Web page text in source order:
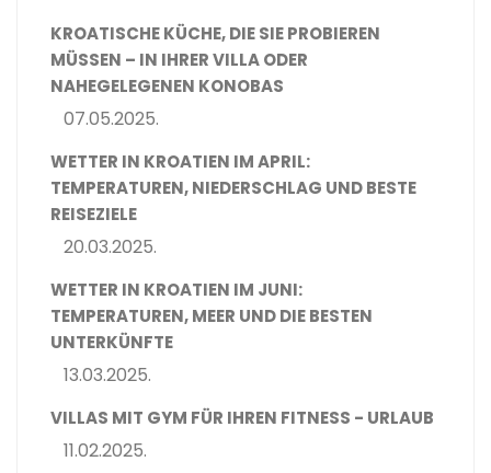
KROATISCHE KÜCHE, DIE SIE PROBIEREN
MÜSSEN – IN IHRER VILLA ODER
NAHEGELEGENEN KONOBAS
07.05.2025.
WETTER IN KROATIEN IM APRIL:
TEMPERATUREN, NIEDERSCHLAG UND BESTE
REISEZIELE
20.03.2025.
WETTER IN KROATIEN IM JUNI:
TEMPERATUREN, MEER UND DIE BESTEN
UNTERKÜNFTE
13.03.2025.
VILLAS MIT GYM FÜR IHREN FITNESS - URLAUB
11.02.2025.